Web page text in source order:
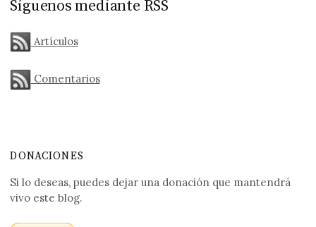
Síguenos mediante RSS
Artículos
Comentarios
DONACIONES
Si lo deseas, puedes dejar una donación que mantendrá
vivo este blog.